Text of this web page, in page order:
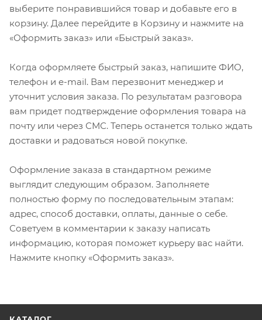
выберите понравившийся товар и добавьте его в
корзину. Далее перейдите в Корзину и нажмите на
«Оформить заказ» или «Быстрый заказ».
Когда оформляете быстрый заказ, напишите ФИО,
телефон и e-mail. Вам перезвонит менеджер и
уточнит условия заказа. По результатам разговора
вам придет подтверждение оформления товара на
почту или через СМС. Теперь останется только ждать
доставки и радоваться новой покупке.
Оформление заказа в стандартном режиме
выглядит следующим образом. Заполняете
полностью форму по последовательным этапам:
адрес, способ доставки, оплаты, данные о себе.
Советуем в комментарии к заказу написать
информацию, которая поможет курьеру вас найти.
Нажмите кнопку «Оформить заказ».